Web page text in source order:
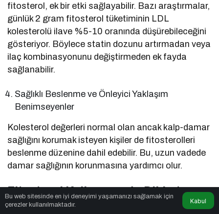
fitosterol, ek bir etki sağlayabilir. Bazı araştırmalar,
günlük 2 gram fitosterol tüketiminin LDL
kolesterolü ilave %5-10 oranında düşürebileceğini
gösteriyor. Böylece statin dozunu artırmadan veya
ilaç kombinasyonunu değiştirmeden ek fayda
sağlanabilir.
Sağlıklı Beslenme ve Önleyici Yaklaşım
Benimseyenler
Kolesterol değerleri normal olan ancak kalp-damar
sağlığını korumak isteyen kişiler de fitosterolleri
beslenme düzenine dahil edebilir. Bu, uzun vadede
damar sağlığının korunmasına yardımcı olur.
Fitosterol Kullanımında Dikkat
Edilmesi Gereken Gruplar
Bu web sitesinde en iyi deneyimi yaşamanızı sağlamak için
çerezler kullanılmaktadır.
Kabul